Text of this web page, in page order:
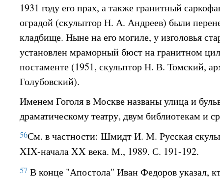
1931 году его прах, а также гранитный
оградой (скульптор Н. А. Андреев) были
кладбище. Ныне на его могиле, у изголовья
установлен мраморный бюст на гранитном
постаменте (1951, скульптор Н. В. Томский,
Голубовский).
Именем Гоголя в Москве названы улица и
драматическому театру, двум библиотекам и
56См. в частности: Шмидт И. М. Русская
XIX-начала XX века. М., 1989. С. 191-192.
57 В конце "Апостола" Иван Федоров указал,